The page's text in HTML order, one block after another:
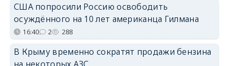
США попросили Россию освободить
осуждённого на 10 лет американца Гилмана
16:40 2 288
В Крыму временно сократят продажи бензина